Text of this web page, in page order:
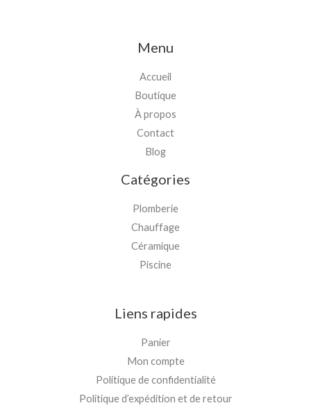
Menu
Accueil
Boutique
À propos
Contact
Blog
Catégories
Plomberie
Chauffage
Céramique
Piscine
Liens rapides
Panier
Mon compte
Politique de confidentialité
Politique d’expédition et de retour